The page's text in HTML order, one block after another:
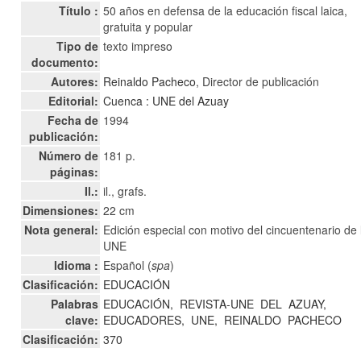
Título : 50 años en defensa de la educación fiscal laica,
gratuita y popular
Tipo de
documento:
texto impreso
Autores: Reinaldo Pacheco, Director de publicación
Editorial: Cuenca : UNE del Azuay
Fecha de
publicación:
1994
Número de
páginas:
181 p.
Il.: il., grafs.
Dimensiones: 22 cm
Nota general: Edición especial con motivo del cincuentenario de
UNE
Idioma : Español (spa)
Clasificación: EDUCACIÓN
Palabras
clave:
EDUCACIÓN, REVISTA-UNE DEL AZUAY,
EDUCADORES, UNE, REINALDO PACHECO
Clasificación: 370